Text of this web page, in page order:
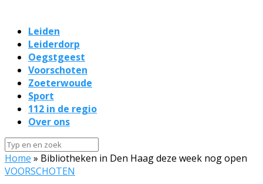
Leiden
Leiderdorp
Oegstgeest
Voorschoten
Zoeterwoude
Sport
112 in de regio
Over ons
Home » Bibliotheken in Den Haag deze week nog open
VOORSCHOTEN